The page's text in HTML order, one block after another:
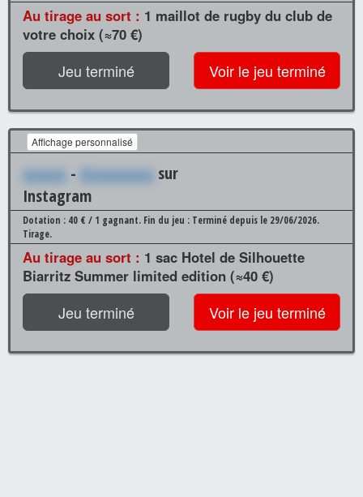
Au tirage au sort : 1 maillot de rugby du club de
votre choix (≈70 €)
Jeu terminé Voir le jeu terminé
Affichage personnalisé
xxxxxx - Xxxxxxxxxx sur
Instagram
Dotation : 40 € / 1 gagnant. Fin du jeu : Terminé depuis le 29/06/2026.
Tirage.
Au tirage au sort : 1 sac Hotel de Silhouette
Biarritz Summer limited edition (≈40 €)
Jeu terminé Voir le jeu terminé